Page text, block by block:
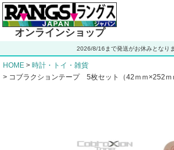
ヘ
ダ
エ
ア
オンラインショップ
2026/8/16まで発送がお休みとなりま
HOME
時計・トイ・雑貨
コブラクションテープ 5枚セット（42ｍｍ×252ｍ